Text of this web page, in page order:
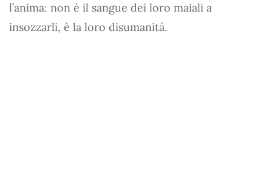
l’anima: non è il sangue dei loro maiali a
insozzarli, è la loro disumanità.